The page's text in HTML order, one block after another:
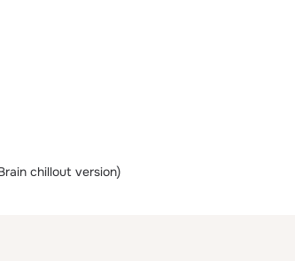
chillout version)